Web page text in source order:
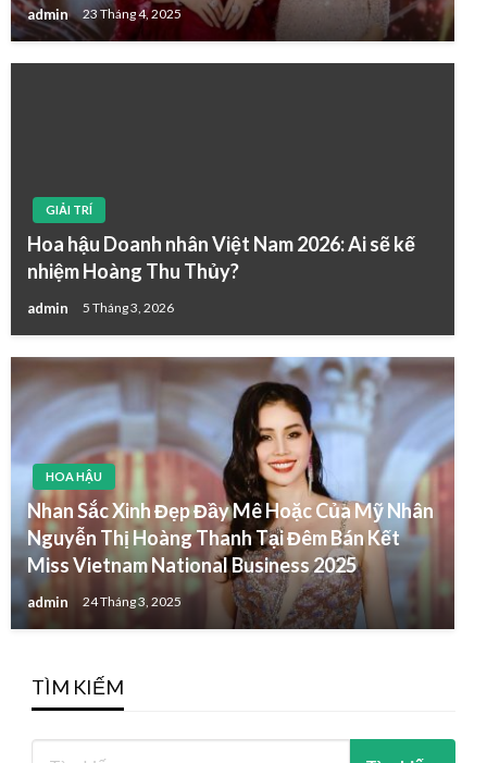
admin 23 Tháng 4, 2025
GIẢI TRÍ
Hoa hậu Doanh nhân Việt Nam 2026: Ai sẽ kế
nhiệm Hoàng Thu Thủy?
admin 5 Tháng 3, 2026
HOA HẬU
Nhan Sắc Xinh Đẹp Đầy Mê Hoặc Của Mỹ Nhân
Nguyễn Thị Hoàng Thanh Tại Đêm Bán Kết
Miss Vietnam National Business 2025
admin 24 Tháng 3, 2025
TÌM KIẾM